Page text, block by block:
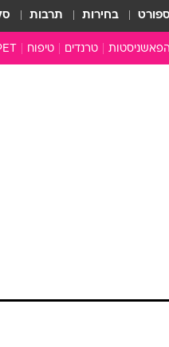
ספורט בחירות תרבות
הפאשניסטות טרנדים טיפוח